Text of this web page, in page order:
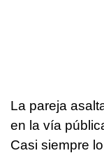
La pareja
en la vía
Casi siempre